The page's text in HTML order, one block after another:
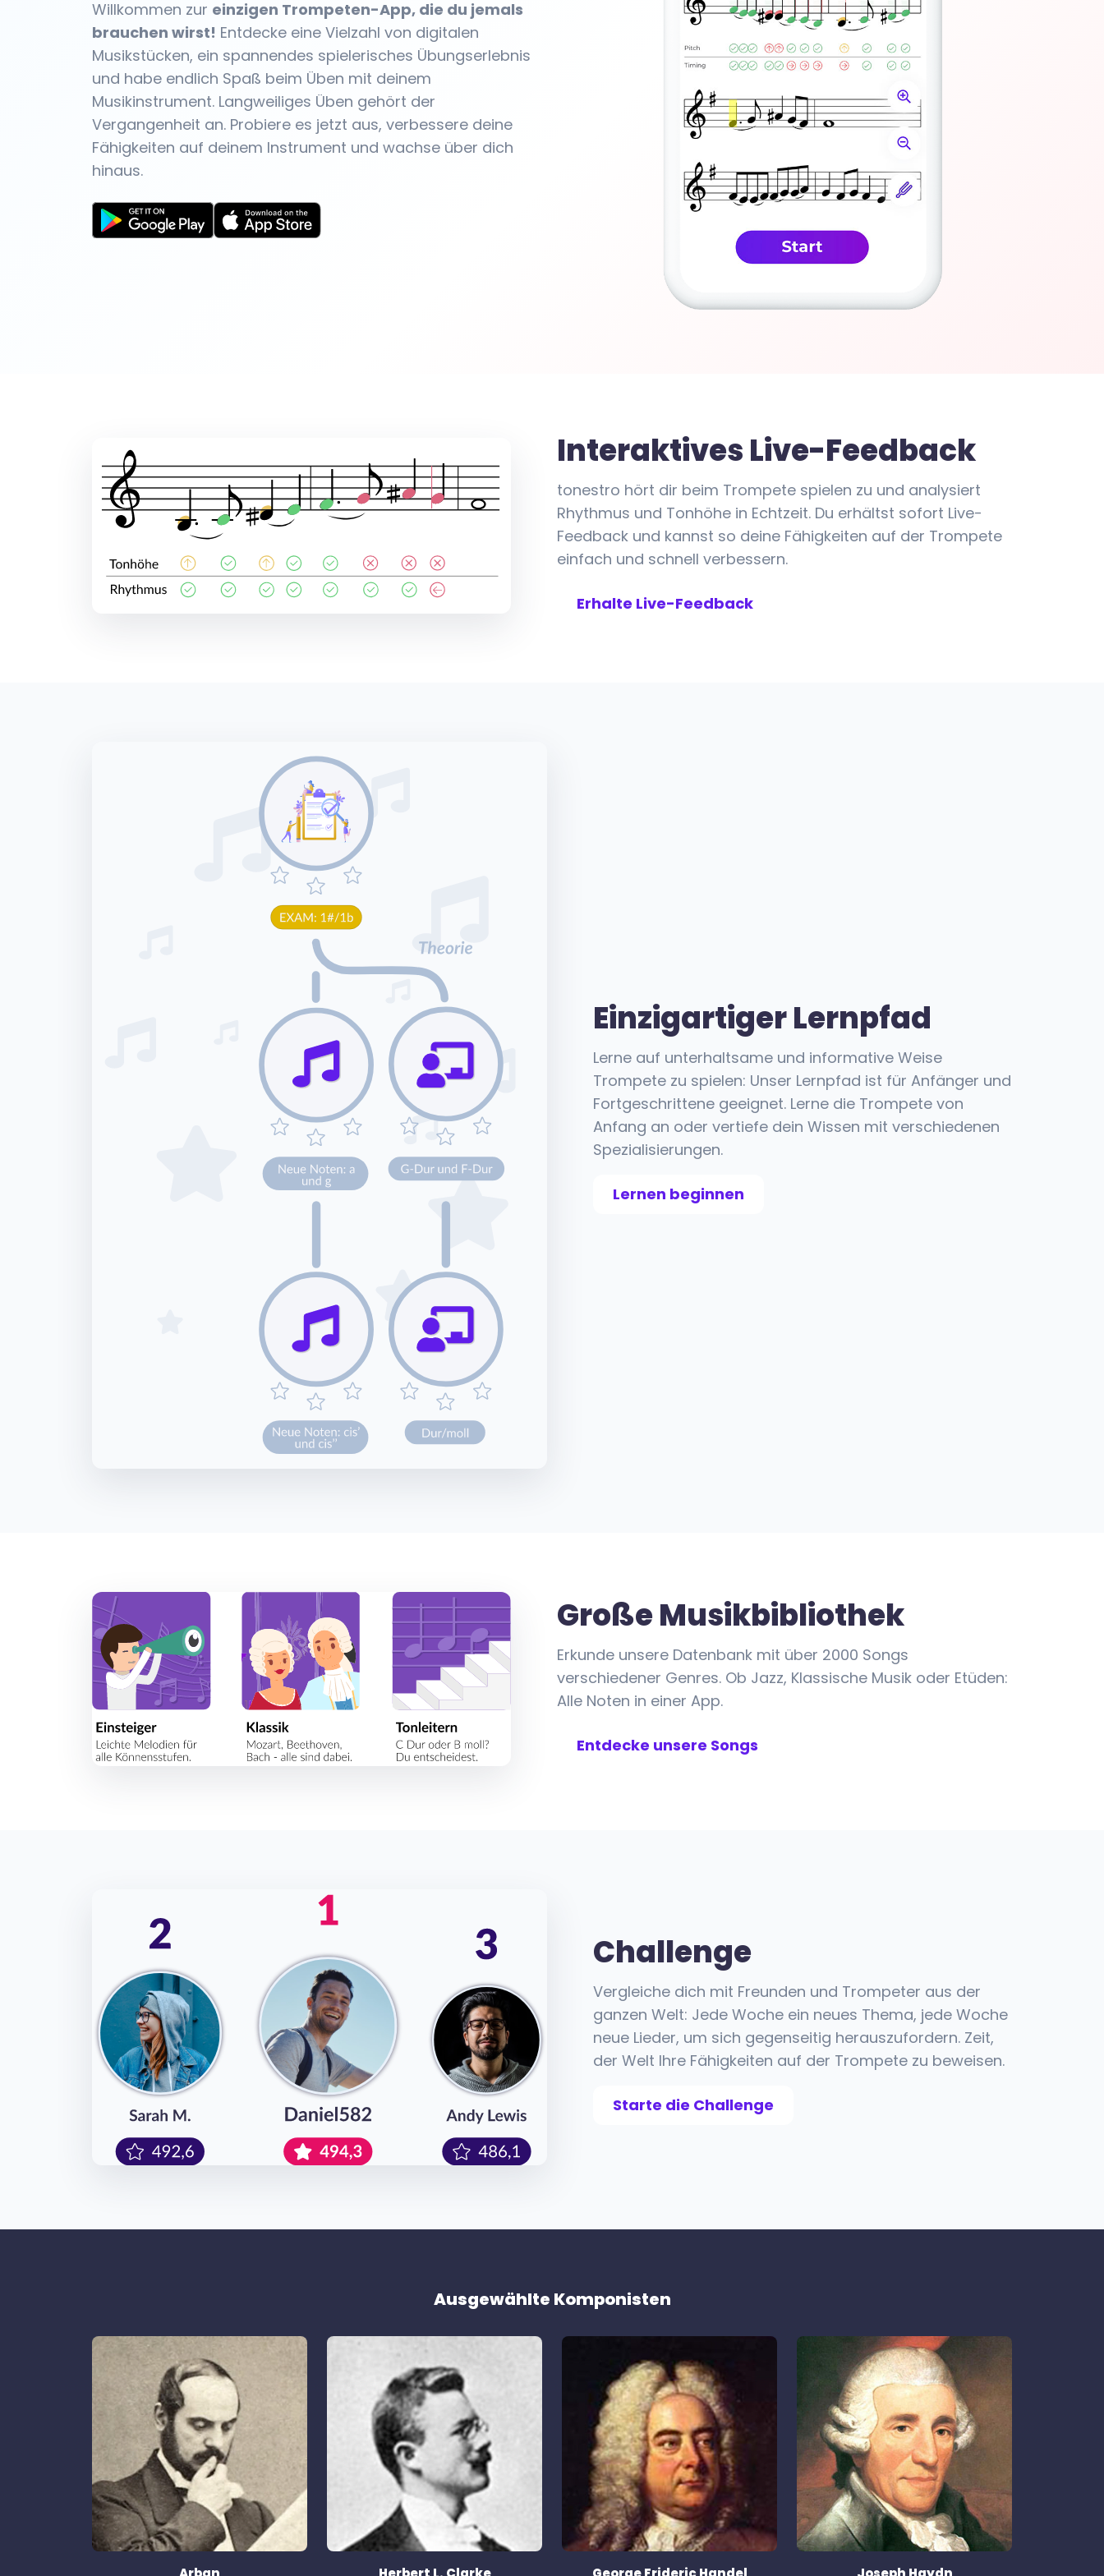
Willkommen zur einzigen Trompeten-App, die du jemals
brauchen wirst! Entdecke eine Vielzahl von digitalen
Musikstücken, ein spannendes spielerisches Übungserlebnis
und habe endlich Spaß beim Üben mit deinem
Musikinstrument. Langweiliges Üben gehört der
Vergangenheit an. Probiere es jetzt aus, verbessere deine
Fähigkeiten auf deinem Instrument und wachse über dich
hinaus.
Interaktives Live-Feedback
tonestro hört dir beim Trompete spielen zu und analysiert
Rhythmus und Tonhöhe in Echtzeit. Du erhältst sofort Live-
Feedback und kannst so deine Fähigkeiten auf der Trompete
einfach und schnell verbessern.
Erhalte Live-Feedback
Einzigartiger Lernpfad
Lerne auf unterhaltsame und informative Weise
Trompete zu spielen: Unser Lernpfad ist für Anfänger und
Fortgeschrittene geeignet. Lerne die Trompete von
Anfang an oder vertiefe dein Wissen mit verschiedenen
Spezialisierungen.
Lernen beginnen
Große Musikbibliothek
Erkunde unsere Datenbank mit über 2000 Songs
verschiedener Genres. Ob Jazz, Klassische Musik oder Etüden:
Alle Noten in einer App.
Entdecke unsere Songs
Challenge
Vergleiche dich mit Freunden und Trompeter aus der
ganzen Welt: Jede Woche ein neues Thema, jede Woche
neue Lieder, um sich gegenseitig herauszufordern. Zeit,
der Welt Ihre Fähigkeiten auf der Trompete zu beweisen.
Starte die Challenge
Ausgewählte Komponisten